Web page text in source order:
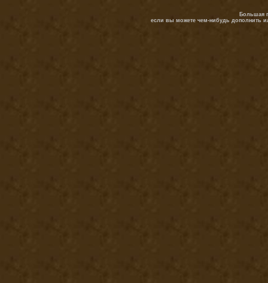
Большая
если вы можете чем-нибудь дополнить